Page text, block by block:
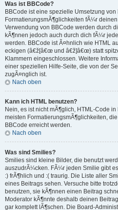
Was ist BBCode?
BBCode ist eine spezielle Umsetzung
FormatierungsmÃ¶glichkeiten fÃ¼r
Verwendung von BBCode werden durch
kÃ¶nnen jedoch auch durch dich fÃ¼r
werden. BBCode ist Ã¤hnlich wie HTML
eckigen (â€ž[â€œ und â€ž]â€œ) statt
Klammern eingeschlossen. Weitere
einer speziellen Hilfe-Seite, die von der
zugÃ¤nglich ist.
Nach oben
Kann ich HTML benutzen?
Nein, es ist nicht mÃ¶glich, HTML-Code
meisten FormatierungsmÃ¶glichkeiten,
BBCode erreicht werden.
Nach oben
Was sind Smilies?
Smilies sind kleine Bilder, die benutzt
auszudrÃ¼cken. FÃ¼r jeden Smilie gibt
:) frÃ¶hlich und :( traurig. Die Liste aller
eines Beitrags sehen. Versuche bitte
benutzen, sie kÃ¶nnen einen Beitrag
Moderator kÃ¶nnte deshalb deinen
gar komplett lÃ¶schen. Die Board-